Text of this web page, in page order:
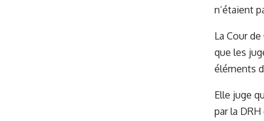
n’étaient
La Cour
que les
éléments
Elle juge
par la